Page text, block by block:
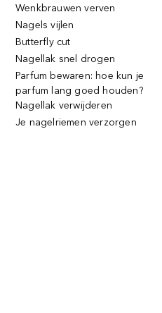
Wenkbrauwen verven
Nagels vijlen
Butterfly cut
Nagellak snel drogen
Parfum bewaren: hoe kun je
parfum lang goed houden?
Nagellak verwijderen
Je nagelriemen verzorgen